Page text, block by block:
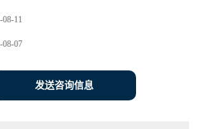
08-11
08-07
发送咨询信息